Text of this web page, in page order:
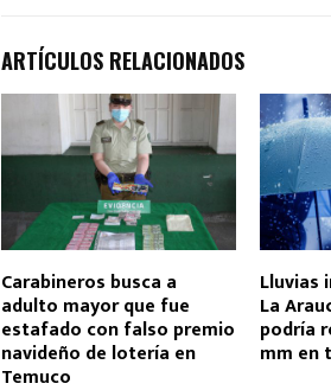
ARTÍCULOS RELACIONADOS
Carabineros busca a
adulto mayor que fue
estafado con falso premio
navideño de lotería en
Temuco
Lluvias
La
podría
mm en